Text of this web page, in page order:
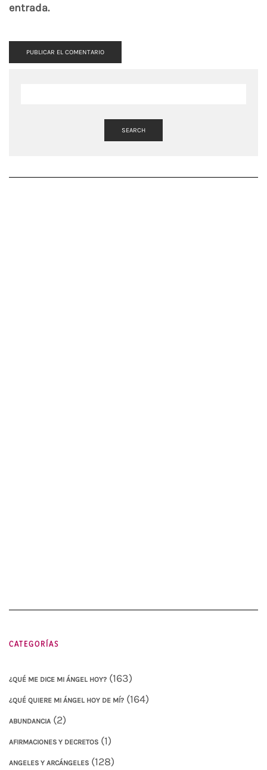
entrada.
SEARCH
CATEGORÍAS
¿QUÉ ME DICE MI ÁNGEL HOY? (163)
¿QUÉ QUIERE MI ÁNGEL HOY DE MÍ? (164)
ABUNDANCIA (2)
AFIRMACIONES Y DECRETOS (1)
ANGELES Y ARCÁNGELES (128)